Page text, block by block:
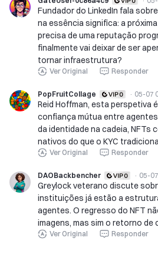
Fundador do LinkedIn fala
na essência significa: a
precisa de uma reputação
finalmente vai deixar de ser
tornar infraestrutura?
Ver Original Responder
PopFruitCollage · 05-07
Reid Hoffman, esta perspetiva
confiança mútua entre
da identidade na cadeia, NFTs
nativos do que o KYC
Ver Original Responder
DAOBackbencher · 05-
Greylock veterano discute
instituições já estão a
agentes. O regresso do NFT
imagens, mas sim o retorno
Ver Original Responder